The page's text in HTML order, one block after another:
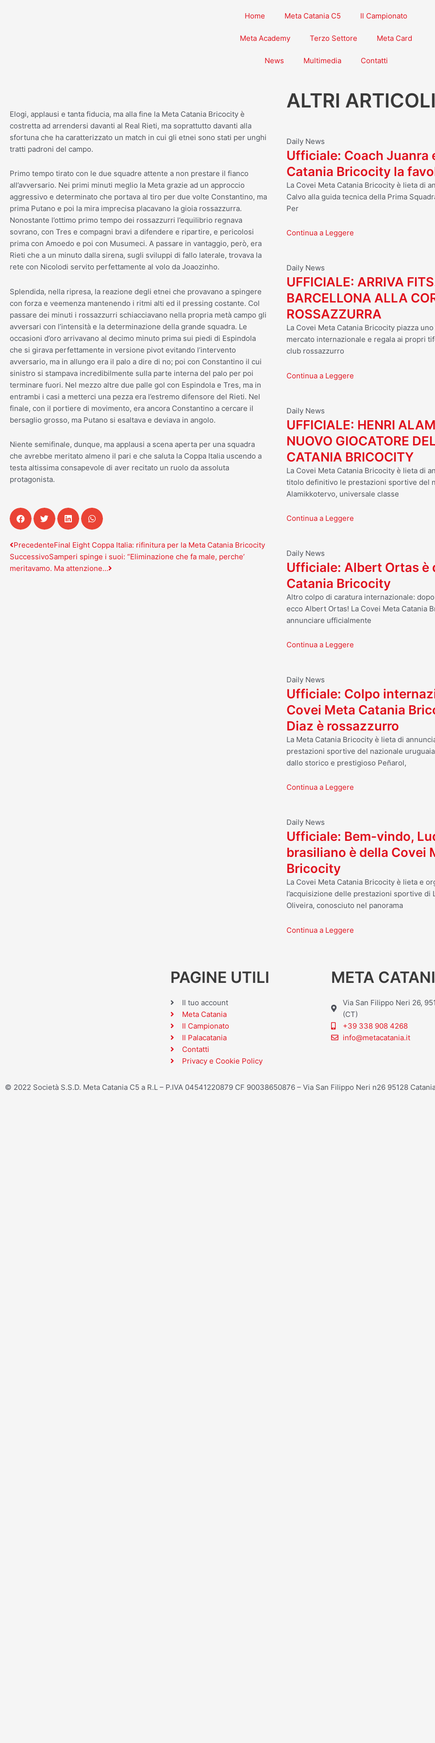
Home Meta Catania C5 Il Campionato
Meta Academy Terzo Settore Meta Card
News Multimedia Contatti
Elogi, applausi e tanta fiducia, ma alla fine la Meta Catania Bricocity è
costretta ad arrendersi davanti al Real Rieti, ma soprattutto davanti alla
sfortuna che ha caratterizzato un match in cui gli etnei sono stati per unghi
tratti padroni del campo.
Primo tempo tirato con le due squadre attente a non prestare il fianco
all’avversario. Nei primi minuti meglio la Meta grazie ad un approccio
aggressivo e determinato che portava al tiro per due volte Constantino, ma
prima Putano e poi la mira imprecisa placavano la gioia rossazzurra.
Nonostante l’ottimo primo tempo dei rossazzurri l’equilibrio regnava
sovrano, con Tres e compagni bravi a difendere e ripartire, e pericolosi
prima con Amoedo e poi con Musumeci. A passare in vantaggio, però, era
Rieti che a un minuto dalla sirena, sugli sviluppi di fallo laterale, trovava la
rete con Nicolodi servito perfettamente al volo da Joaozinho.
Splendida, nella ripresa, la reazione degli etnei che provavano a spingere
con forza e veemenza mantenendo i ritmi alti ed il pressing costante. Col
passare dei minuti i rossazzurri schiacciavano nella propria metà campo gli
avversari con l’intensità e la determinazione della grande squadra. Le
occasioni d’oro arrivavano al decimo minuto prima sui piedi di Espindola
che si girava perfettamente in versione pivot evitando l’intervento
avversario, ma in allungo era il palo a dire di no; poi con Constantino il cui
sinistro si stampava incredibilmente sulla parte interna del palo per poi
terminare fuori. Nel mezzo altre due palle gol con Espindola e Tres, ma in
entrambi i casi a metterci una pezza era l’estremo difensore del Rieti. Nel
finale, con il portiere di movimento, era ancora Constantino a cercare il
bersaglio grosso, ma Putano si esaltava e deviava in angolo.
Niente semifinale, dunque, ma applausi a scena aperta per una squadra
che avrebbe meritato almeno il pari e che saluta la Coppa Italia uscendo a
testa altissima consapevole di aver recitato un ruolo da assoluta
protagonista.
Precedente
PrecedenteFinal Eight Coppa Italia: rifinitura per la Meta Catania Bricocity
SuccessivoSamperi spinge i suoi: “Eliminazione che fa male, perche’
meritavamo. Ma attenzione…
Successivo
ALTRI ARTICOLI
Daily News
Ufficiale: Coach Juanra
Catania Bricocity la
La Covei Meta Catania Bricocity è lieta di
Calvo alla guida tecnica della Prima
Per
Continua a Leggere
Daily News
UFFICIALE: ARRIVA
BARCELLONA ALLA
ROSSAZZURRA
La Covei Meta Catania Bricocity piazza
mercato internazionale e regala ai propri
club rossazzurro
Continua a Leggere
Daily News
UFFICIALE: HENRI
NUOVO GIOCATORE
CATANIA BRICOCITY
La Covei Meta Catania Bricocity è lieta di
titolo definitivo le prestazioni sportive del
Alamikkotervo, universale classe
Continua a Leggere
Daily News
Ufficiale: Albert Ortas è
Catania Bricocity
Altro colpo di caratura internazionale:
ecco Albert Ortas! La Covei Meta Catania
annunciare ufficialmente
Continua a Leggere
Daily News
Ufficiale: Colpo
Covei Meta Catania
Diaz è rossazzurro
La Meta Catania Bricocity è lieta di
prestazioni sportive del nazionale
dallo storico e prestigioso Peñarol,
Continua a Leggere
Daily News
Ufficiale: Bem-vindo,
brasiliano è della Covei
Bricocity
La Covei Meta Catania Bricocity è lieta e
l’acquisizione delle prestazioni sportive di
Oliveira, conosciuto nel panorama
Continua a Leggere
PAGINE UTILI
Il tuo account
Meta Catania
Il Campionato
Il Palacatania
Contatti
Privacy e Cookie Policy
META
Via San Filippo Neri 26,
(CT)
+39 338 908 4268
info@metacatania.it
© 2022 Società S.S.D. Meta Catania C5 a R.L – P.IVA 04541220879 CF 90038650876 – Via San Filippo Neri n26 95128